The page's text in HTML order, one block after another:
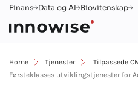
Finans Data og AI Biovitenskap
Home Tjenester
Tilpassede
Førsteklasses utviklingstjenester for